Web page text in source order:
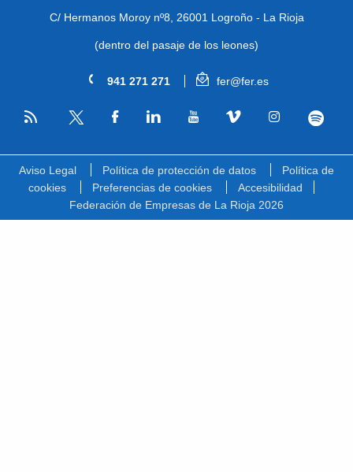
C/ Hermanos Moroy nº8, 26001 Logroño - La Rioja
(dentro del pasaje de los leones)
941 271 271 fer@fer.es
RSS
Aviso Legal Política de protección de datos
Política de
cookies
Preferencias de cookies
Accesibilidad
Federación de Empresas de La Rioja 2026